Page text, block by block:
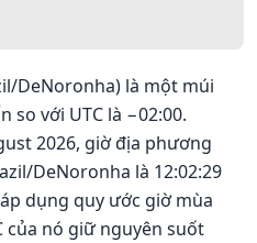
DeNoronha) là một múi
so với UTC là −02:00.
2026, giờ địa phương
DeNoronha là 12:02:29
dụng quy ước giờ mùa
của nó giữ nguyên suốt